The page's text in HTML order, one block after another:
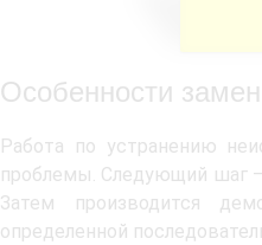
Особенности
Работа по устранению
проблемы. Следующий шаг –
Затем производится
определенной